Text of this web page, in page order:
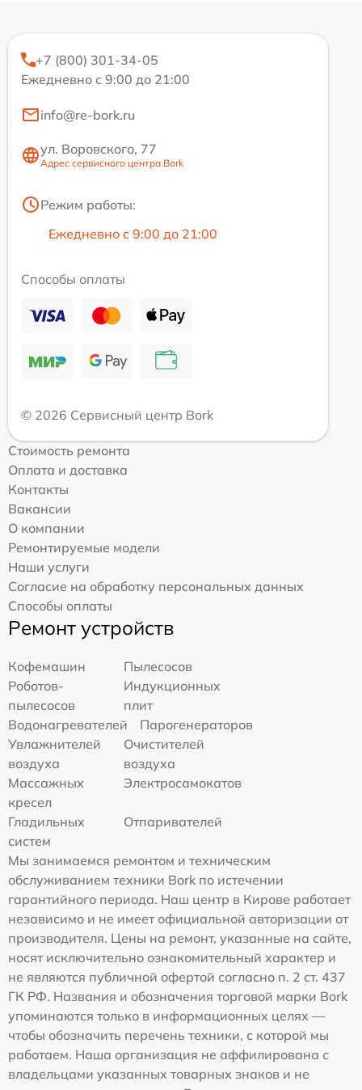
+7 (800) 301-34-05
Ежедневно с 9:00 до 21:00
info@re-bork.ru
ул. Воровского, 77
Адрес сервисного центра Bork
Режим работы:
Ежедневно с 9:00 до 21:00
Способы оплаты
© 2026 Сервисный центр Bork
Стоимость ремонта
Оплата и доставка
Контакты
Вакансии
О компании
Ремонтируемые модели
Наши услуги
Согласие на обработку персональных данных
Способы оплаты
Ремонт устройств
Кофемашин
Пылесосов
Роботов-
пылесосов
Индукционных
плит
Водонагревателей
Парогенераторов
Увлажнителей
воздуха
Очистителей
воздуха
Массажных
кресел
Электросамокатов
Гладильных
систем
Отпаривателей
Мы занимаемся ремонтом и техническим
обслуживанием техники Bork по истечении
гарантийного периода. Наш центр в Кирове работает
независимо и не имеет официальной авторизации от
производителя. Цены на ремонт, указанные на сайте,
носят исключительно ознакомительный характер и
не являются публичной офертой согласно п. 2 ст. 437
ГК РФ. Названия и обозначения торговой марки Bork
упоминаются только в информационных целях —
чтобы обозначить перечень техники, с которой мы
работаем. Наша организация не аффилирована с
владельцами указанных товарных знаков и не